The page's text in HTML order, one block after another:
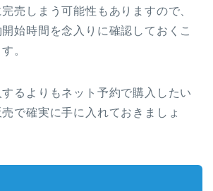
売しまう可能性もありますので、
始時間を念入りに確認しておくこ
。
るよりもネット予約で購入したい
で確実に手に入れておきましょ